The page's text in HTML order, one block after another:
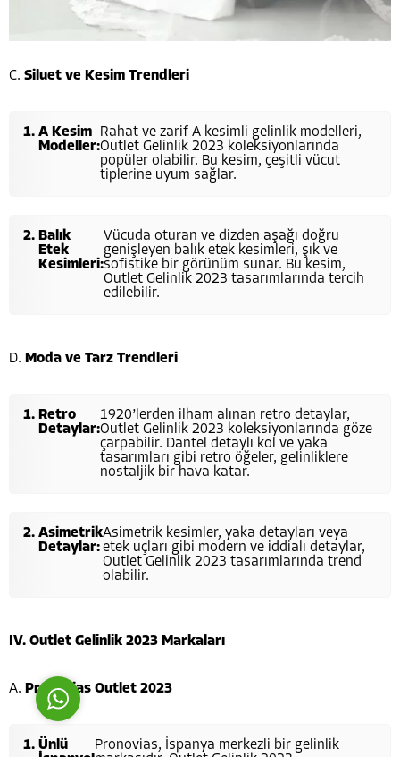
C. Siluet ve Kesim Trendleri
A Kesim
Modeller:
Rahat ve zarif A kesimli gelinlik modelleri,
Outlet Gelinlik 2023 koleksiyonlarında
popüler olabilir. Bu kesim, çeşitli vücut
tiplerine uyum sağlar.
Balık
Etek
Kesimleri:
Vücuda oturan ve dizden aşağı doğru
genişleyen balık etek kesimleri, şık ve
sofistike bir görünüm sunar. Bu kesim,
Outlet Gelinlik 2023 tasarımlarında tercih
edilebilir.
D. Moda ve Tarz Trendleri
Retro
Detaylar:
1920’lerden ilham alınan retro detaylar,
Outlet Gelinlik 2023 koleksiyonlarında göze
çarpabilir. Dantel detaylı kol ve yaka
tasarımları gibi retro öğeler, gelinliklere
nostaljik bir hava katar.
Asimetrik
Detaylar:
Asimetrik kesimler, yaka detayları veya
etek uçları gibi modern ve iddialı detaylar,
Outlet Gelinlik 2023 tasarımlarında trend
olabilir.
IV. Outlet Gelinlik 2023 Markaları
A. Pronovias Outlet 2023
Ünlü
Pronovias, İspanya merkezli bir gelinlik